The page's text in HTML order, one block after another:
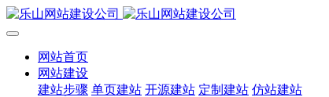
网站首页
网站建设
建站步骤 单页建站 开源建站 定制建站 仿站建站